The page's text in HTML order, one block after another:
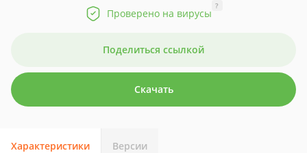
Проверено на вирусы
?
Поделиться ссылкой
Скачать
Характеристики Версии